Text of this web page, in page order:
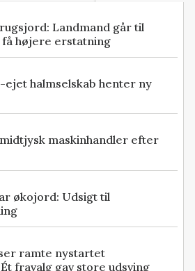
Landmand går til
højere erstatning
ejet halmselskab henter ny
maskinhandler efter
økojord: Udsigt til
ramte nystartet
fravalg gav store udsving